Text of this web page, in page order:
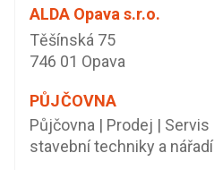
ALDA Opava s.r.o.
Těšínská 75
746 01 Opava
PŮJČOVNA
Půjčovna | Prodej | Servis
stavební techniky a nářadí